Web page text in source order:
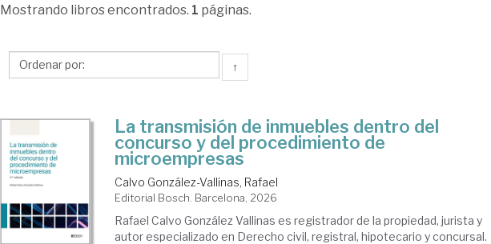
Calvo
Vallinas,
Mostrando libros encontrados. 1 páginas.
↑
La transmisión de inmuebles dentro del
concurso y del procedimiento de
microempresas
Calvo González-Vallinas, Rafael
Editorial Bosch. Barcelona, 2026
Rafael Calvo González Vallinas es registrador de la propiedad, jurista y
autor especializado en Derecho civil, registral, hipotecario y concursal.